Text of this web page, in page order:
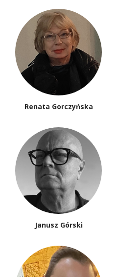
Renata Gorczyńska
Janusz Górski